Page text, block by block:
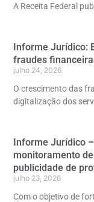
A Receita Federal
Informe Jurídico:
fraudes
julho 24, 2026
O crescimento das
digitalização dos
Informe Jurídico
monitoramento
publicidade de
julho 23, 2026
Com o objetivo de